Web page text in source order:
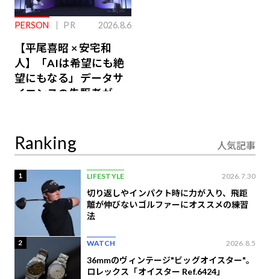
PERSON PR 2026.8.6
【平尾喜昭 × 安宅和
人】「AIは希望にも絶
望にもなる」データサ
イエンスの先駆者が語
Ranking 人気記事
1 LIFESTYLE 2026.7.30
切り返しやインパクト時に力が入り、飛距
離が伸びないゴルファーにオススメの練習
法
2 WATCH 2026.8.5
36mmのヴィンテージ"ビッグオイスター"。
ロレックス「オイスター Ref.6424」